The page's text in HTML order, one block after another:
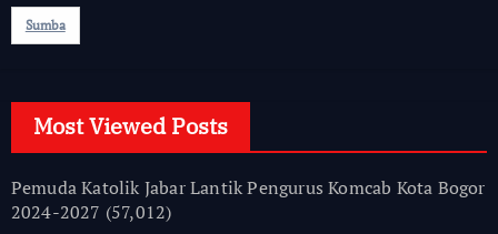
Sumba
Most Viewed Posts
Pemuda Katolik Jabar Lantik Pengurus Komcab Kota Bogor
2024-2027 (57,012)